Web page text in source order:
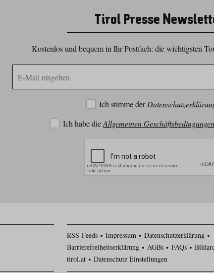
Tirol Presse
Kostenlos und bequem in Ihr Postfach: die wichtigsten
Mail
Ich stimme der
Ich habe dieAllgemeinen
RSS-Feeds Impressum
Datenschutzerklärung
Barrierefreiheitserklärung
AGBs FAQs
tirol.at
Datenschutz Einstellungen